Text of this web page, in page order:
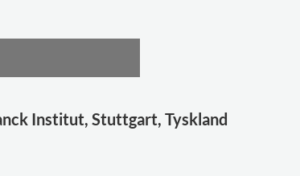
Institut, Stuttgart, Tyskland